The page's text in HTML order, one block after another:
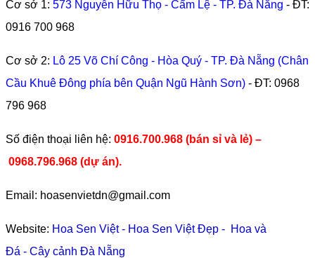
Cơ sở 1: 573 Nguyễn Hữu Thọ - Cẩm Lệ - TP. Đà Nẵng - ĐT:
0916 700 968
Cơ sở 2: Lô 25 Võ Chí Công - Hòa Quý - TP. Đà Nẵng (Chân
Cầu Khuê Đông phía bên Quận Ngũ Hành Sơn) - ĐT: 0968
796 968
​Số điện thoại liên hệ: 0916.700.968 (bán sỉ và lẻ) –
0968.796.968 (dự án).
Email: hoasenvietdn@gmail.com
Website: Hoa Sen Việt- Hoa Sen Việt Đẹp - Hoa và
Đá - Cây cảnh Đà Nẵng